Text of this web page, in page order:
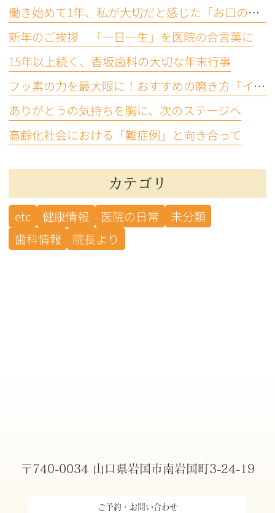
働き始めて1年、私が大切だと感じた「お口の機能」
新年のご挨拶 「一日一生」を医院の合言葉に
15年以上続く、香坂歯科の大切な年末行事
フッ素の力を最大限に！おすすめの磨き方「イエテボリ法」
ありがとうの気持ちを胸に、次のステージへ
高齢化社会における「難症例」と向き合って
カテゴリ
etc 健康情報 医院の日常
未分類
歯科情報
院長より
〒740-0034 山口県岩国市南岩国町3-24-19
ご予約・お問い合わせ